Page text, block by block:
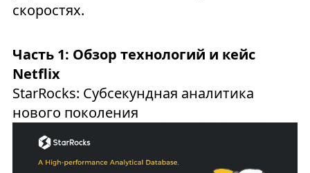
скоростях.
Часть 1: Обзор технологий и кейс
Netflix
StarRocks: Субсекундная аналитика
нового поколения